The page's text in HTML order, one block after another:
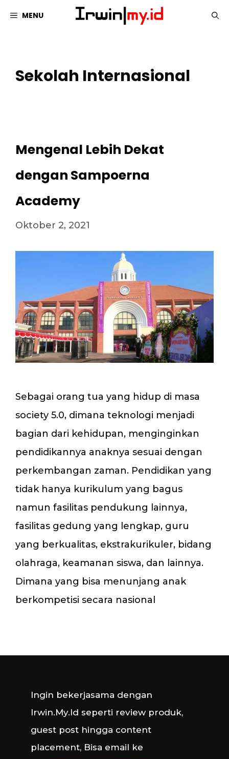
MENU
Sekolah Internasional
Mengenal Lebih Dekat
dengan Sampoerna
Academy
Oktober 2, 2021
Sebagai orang tua yang hidup di masa
society 5.0, dimana teknologi menjadi
bagian dari kehidupan, menginginkan
pendidikannya anaknya sesuai dengan
perkembangan zaman. Pendidikan yang
tidak hanya kurikulum yang bagus
namun fasilitas pendukung lainnya,
fasilitas gedung yang lengkap, guru
yang berkualitas, ekstrakurikuler, bidang
olahraga, keamanan siswa, dan lainnya.
Dimana yang bisa menunjang anak
berkompetisi secara nasional
Ingin bekerjasama dengan
Irwin.My.Id seperti review produk,
guest post hingga content
placement, Bisa email ke